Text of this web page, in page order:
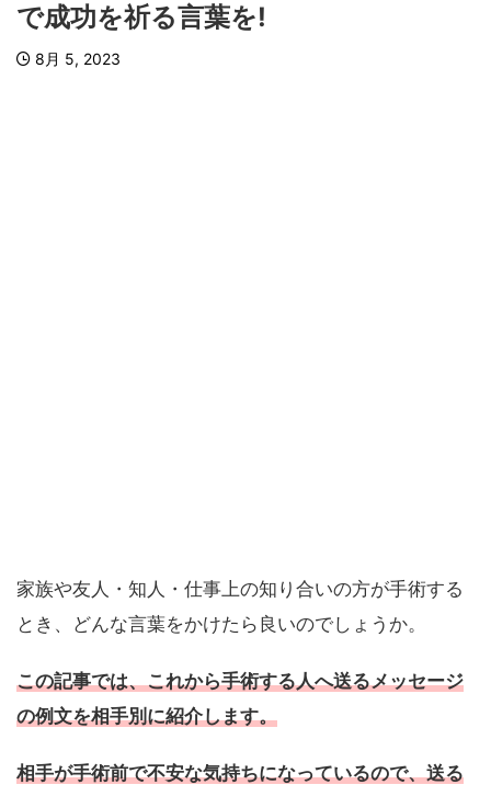
で成功を祈る言葉を!
8月 5, 2023
家族や友人・知人・仕事上の知り合いの方が手術する
とき、どんな言葉をかけたら良いのでしょうか。
この記事では、これから手術する人へ送るメッセージ
の例文を相手別に紹介します。
相手が手術前で不安な気持ちになっているので、送る